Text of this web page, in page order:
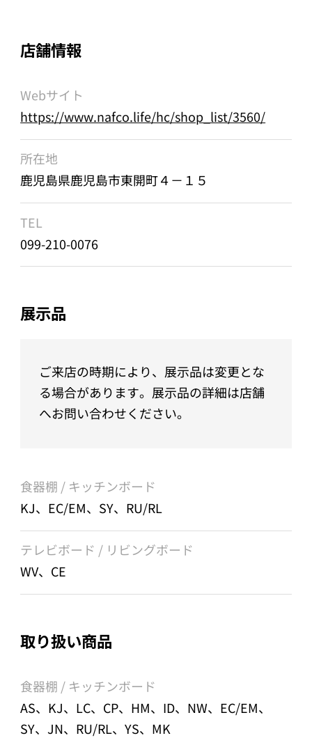
店舗情報
Webサイト
https://www.nafco.life/hc/shop_list/3560/
所在地
鹿児島県鹿児島市東開町４－１５
TEL
099-210-0076
展示品
ご来店の時期により、展示品は変更とな
る場合があります。展示品の詳細は店舗
へお問い合わせください。
食器棚 / キッチンボード
KJ、EC/EM、SY、RU/RL
テレビボード / リビングボード
WV、CE
取り扱い商品
食器棚 / キッチンボード
AS、KJ、LC、CP、HM、ID、NW、EC/EM、
SY、JN、RU/RL、YS、MK